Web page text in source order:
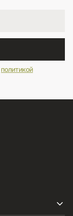
политикой